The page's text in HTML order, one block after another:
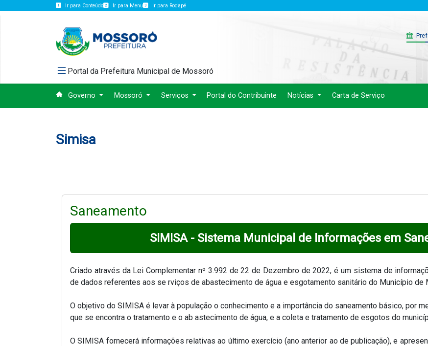
Ir para Conteúdo Ir para Menu Ir para Rodapé
Portal da Prefeitura Municipal de Mossoró
Governo Mossoró Serviços Portal do Contribuinte Notícias Carta de Serviço
Simisa
Saneamento
SIMISA - Sistema Municipal de Informações em
Criado através da Lei Complementar nº 3.992 de 22 de Dezembro de 2022, é um sistema de
de dados referentes aos se rviços de abastecimento de água e esgotamento sanitário do Município de
O objetivo do SIMISA é levar à população o conhecimento e a importância do saneamento básico, por
que se encontra o tratamento e o ab astecimento de água, e a coleta e tratamento de esgotos do
O SIMISA fornecerá informações relativas ao último exercício (ano anterior ao de publicação), e